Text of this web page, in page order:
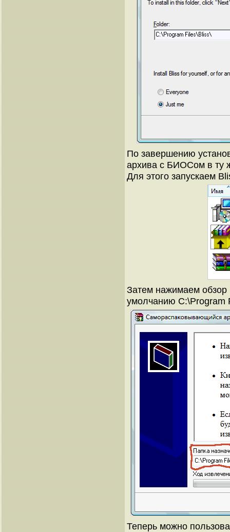
По завершению
архива с БИОСом в ту
Для этого запускаем
Затем нажимаем обзор
умолчанию C:\Program
Теперь можно